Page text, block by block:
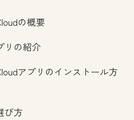
の概要
リの紹介
アプリのインストール方
び方